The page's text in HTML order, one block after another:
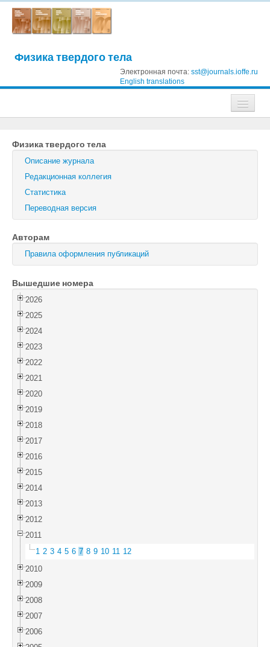
Физика твердого тела
Электронная почта: sst@journals.ioffe.ru
English translations
Журнал технической физики
Письма в Журнал технической физики
Физика твердого тела
Физика и техника полупроводников
Оптика и спектроскопия
Поиск
Войти
Физика твердого тела
Описание журнала
Редакционная коллегия
Статистика
Переводная версия
Авторам
Правила оформления публикаций
Вышедшие номера
2026
2025
2024
2023
2022
2021
2020
2019
2018
2017
2016
2015
2014
2013
2012
2011
1 2 3 4 5 6 7 8 9 10 11 12
2010
2009
2008
2007
2006